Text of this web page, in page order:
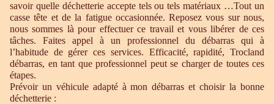
savoir quelle déchetterie accepte tels ou tels matériaux …Tout un
casse tête et de la fatigue occasionnée. Reposez vous sur nous,
nous sommes là pour effectuer ce travail et vous libérer de ces
tâches. Faites appel à un professionnel du débarras qui à
l’habitude de gérer ces services. Efficacité, rapidité, Trocland
débarras, en tant que professionnel peut se charger de toutes ces
étapes.
Prévoir un véhicule adapté à mon débarras et choisir la bonne
déchetterie :